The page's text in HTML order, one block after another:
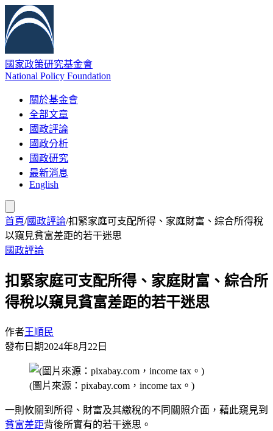
國家政策研究基金會
National Policy Foundation
關於基金會
全部文章
國政評論
國政分析
國政研究
最新消息
English
首頁/國政評論/扣緊家庭可支配所得、家庭財富、綜合所得稅
以窺見貧富差距的若干迷思
國政評論
扣緊家庭可支配所得、家庭財富、綜合所
得稅以窺見貧富差距的若干迷思
作者王順民
發布日期2024年8月22日
(圖片來源：pixabay.com，income tax。)
一則攸關到所得、財富及其繳稅的不同關照介面，藉此窺見到
貧富差距背後所實有的若干迷思。